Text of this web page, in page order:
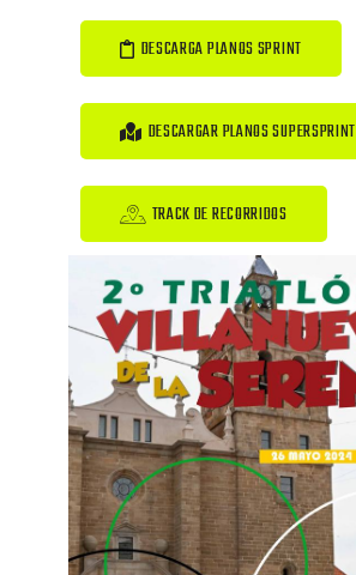
DESCARGA PLANOS SPRINT
DESCARGAR PLANOS SUPERSPRINT
TRACK DE RECORRIDOS